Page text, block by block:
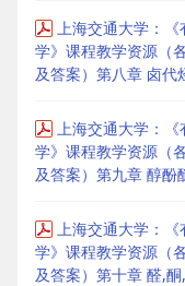
上海交通大学：《
学》课程教学资源（
及答案）第八章 卤代
上海交通大学：《
学》课程教学资源（
及答案）第九章 醇酚
上海交通大学：《
学》课程教学资源（
及答案）第十章 醛,